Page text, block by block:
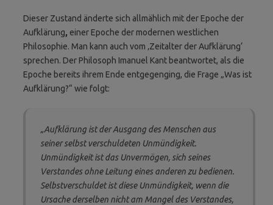
Dieser Zustand änderte sich allmählich mit der Epoche der
Aufklärung, einer Epoche der modernen westlichen
Philosophie. Man kann auch vom ‚Zeitalter der Aufklärung‘
sprechen. Der Philosoph Imanuel Kant beantwortet, als die
Epoche bereits ihrem Ende entgegenging, die Frage „Was ist
Aufklärung?“ wie folgt:
„Aufklärung ist der Ausgang des Menschen aus
seiner selbst verschuldeten Unmündigkeit.
Unmündigkeit ist das Unvermögen, sich seines
Verstandes ohne Leitung eines anderen zu bedienen.
Selbstverschuldet ist diese Unmündigkeit, wenn die
Ursache derselben nicht am Mangel des Verstandes,